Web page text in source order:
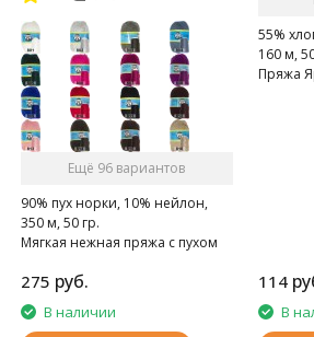
Ещё 96 вариантов
90% пух норки, 10% нейлон,
350 м, 50 гр.
Мягкая нежная пряжа с пухом
275 руб.
В наличии
55%
160 м,
Пряжа
мягкая,
114
В